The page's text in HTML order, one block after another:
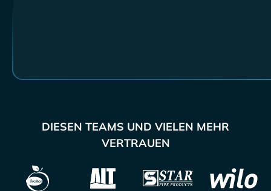
DIESEN TEAMS UND VIELEN MEHR
VERTRAUEN